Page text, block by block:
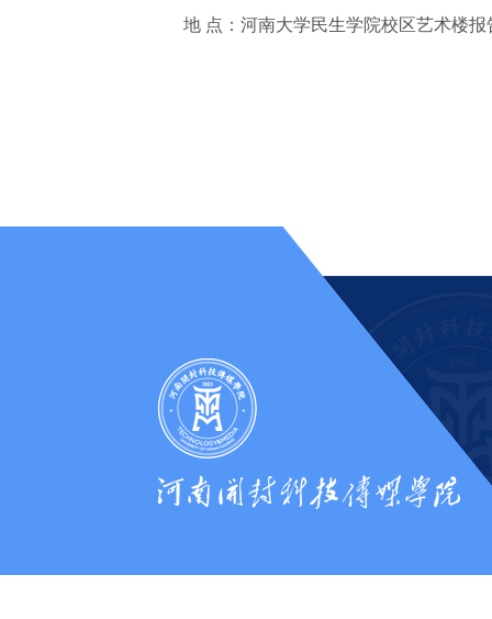
地 点：河南大学民生学院校区艺术楼报